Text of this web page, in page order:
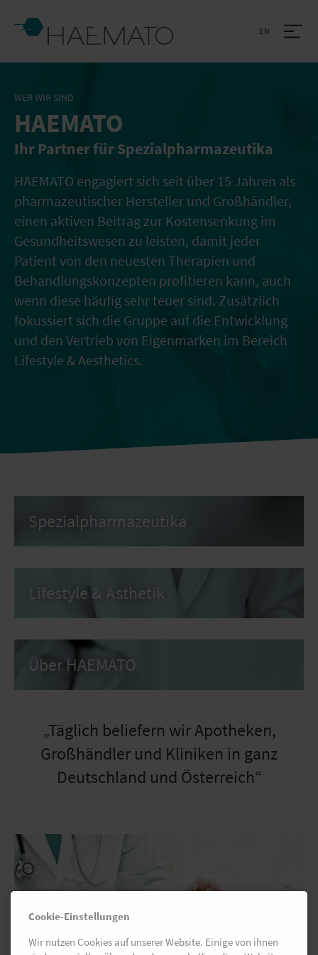
Cookie-Einstellungen
Wir nutzen Cookies auf unserer Website. Einige von ihnen
EN
WER WIR SIND
HAEMATO
Ihr Partner für Spezialpharmazeutika
HAEMATO engagiert sich seit über 15 Jahren als
pharmazeutischer Hersteller und Großhändler,
einen aktiven Beitrag zur Kostensenkung im
Gesundheitswesen zu leisten, damit jeder
Patient von den neuesten Therapien und
Behandlungskonzepten profitieren kann, auch
wenn diese häufig sehr teuer sind. Zusätzlich
fokussiert sich die Gruppe auf die Entwicklung
und den Vertrieb von Eigenmarken im Bereich
Lifestyle & Aesthetics.
Spezial­pharmazeutika
Lifestyle & Ästhetik
Über HAEMATO
„Täglich beliefern wir Apotheken,
Großhändler und Kliniken in ganz
Deutschland und Österreich“